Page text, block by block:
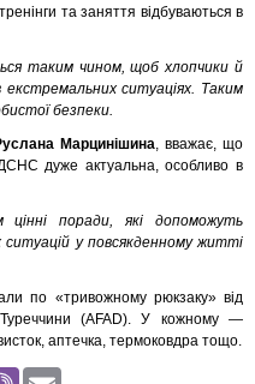
та заняття відбуваються в
таким чином, щоб хлопчики й
екстремальних ситуаціях. Таким
безпеки.
Марцинішина, вважає, що
дуже актуальна, особливо в
поради, які допоможуть
ситуацій у повсякденному житті
по «тривожному рюкзаку» від
Туреччини (AFAD). У кожному —
аптечка, термоковдра тощо.